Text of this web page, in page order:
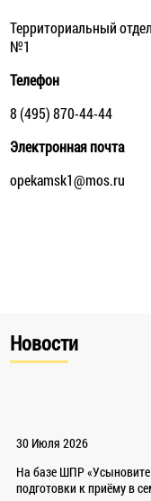
Территориальный
№1
Телефон
8 (495) 870-44-44
Электронная почта
opekamsk1@mos.ru
Новости
30 Июля 2026
На базе ШПР
подготовки к приёму в